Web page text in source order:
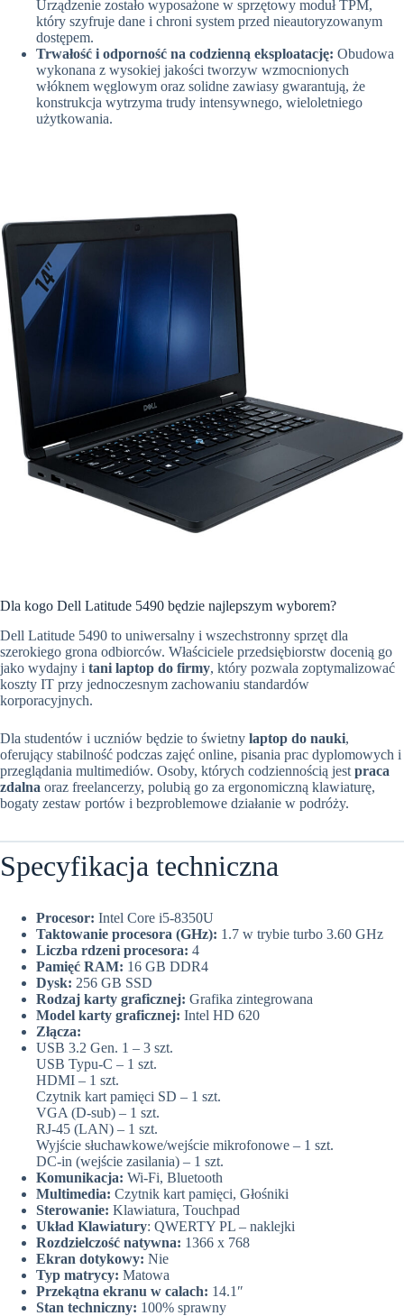
Urządzenie zostało wyposażone w sprzętowy moduł TPM,
który szyfruje dane i chroni system przed nieautoryzowanym
dostępem.
Trwałość i odporność na codzienną eksploatację: Obudowa
wykonana z wysokiej jakości tworzyw wzmocnionych
włóknem węglowym oraz solidne zawiasy gwarantują, że
konstrukcja wytrzyma trudy intensywnego, wieloletniego
użytkowania.
Dla kogo Dell Latitude 5490 będzie najlepszym wyborem?
Dell Latitude 5490 to uniwersalny i wszechstronny sprzęt dla
szerokiego grona odbiorców. Właściciele przedsiębiorstw docenią go
jako wydajny i tani laptop do firmy, który pozwala zoptymalizować
koszty IT przy jednoczesnym zachowaniu standardów
korporacyjnych.
Dla studentów i uczniów będzie to świetny laptop do nauki,
oferujący stabilność podczas zajęć online, pisania prac dyplomowych i
przeglądania multimediów. Osoby, których codziennością jest praca
zdalna oraz freelancerzy, polubią go za ergonomiczną klawiaturę,
bogaty zestaw portów i bezproblemowe działanie w podróży.
Specyfikacja techniczna
Procesor: Intel Core i5-8350U
Taktowanie procesora (GHz): 1.7 w trybie turbo 3.60 GHz
Liczba rdzeni procesora: 4
Pamięć RAM: 16 GB DDR4
Dysk: 256 GB SSD
Rodzaj karty graficznej: Grafika zintegrowana
Model karty graficznej: Intel HD 620
Złącza:
USB 3.2 Gen. 1 – 3 szt.
USB Typu-C – 1 szt.
HDMI – 1 szt.
Czytnik kart pamięci SD – 1 szt.
VGA (D-sub) – 1 szt.
RJ-45 (LAN) – 1 szt.
Wyjście słuchawkowe/wejście mikrofonowe – 1 szt.
DC-in (wejście zasilania) – 1 szt.
Komunikacja: Wi-Fi, Bluetooth
Multimedia: Czytnik kart pamięci, Głośniki
Sterowanie: Klawiatura, Touchpad
Układ Klawiatury: QWERTY PL – naklejki
Rozdzielczość natywna: 1366 x 768
Ekran dotykowy: Nie
Typ matrycy: Matowa
Przekątna ekranu w calach: 14.1″
Stan techniczny: 100% sprawny